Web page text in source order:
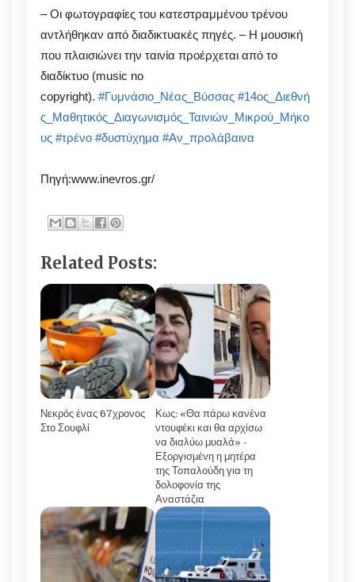
– Οι φωτογραφίες του κατεστραμμένου τρένου
αντλήθηκαν από διαδικτυακές πηγές. – Η μουσική
που πλαισιώνει την ταινία προέρχεται από το
διαδίκτυο (music no
copyright). #Γυμνάσιο_Νέας_Βύσσας #14ος_Διεθνή
ς_Μαθητικός_Διαγωνισμός_Ταινιών_Μικρού_Μήκο
υς #τρένο #δυστύχημα #Αν_προλάβαινα
Πηγή:www.inevros.gr/
Related Posts:
Νεκρός ένας 67χρονος
Στο Σουφλί
Κως: «Θα πάρω κανένα
ντουφέκι και θα αρχίσω
να διαλύω μυαλά» -
Εξοργισμένη η μητέρα
της Τοπαλούδη για τη
δολοφονία της
Αναστάζια